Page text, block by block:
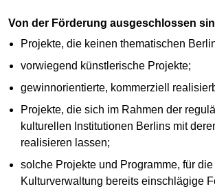
Von der Förderung ausgeschlossen
Projekte, die keinen thematischen
vorwiegend künstlerische Projekte;
gewinnorientierte, kommerziell
Projekte, die sich im Rahmen der
kulturellen Institutionen Berlins mit
realisieren lassen;
solche Projekte und Programme, für
Kulturverwaltung bereits einschlägige